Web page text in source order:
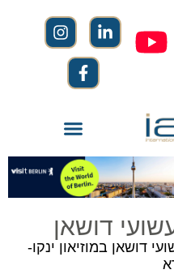
דושאן
דושאן במוזיאון ינקו-